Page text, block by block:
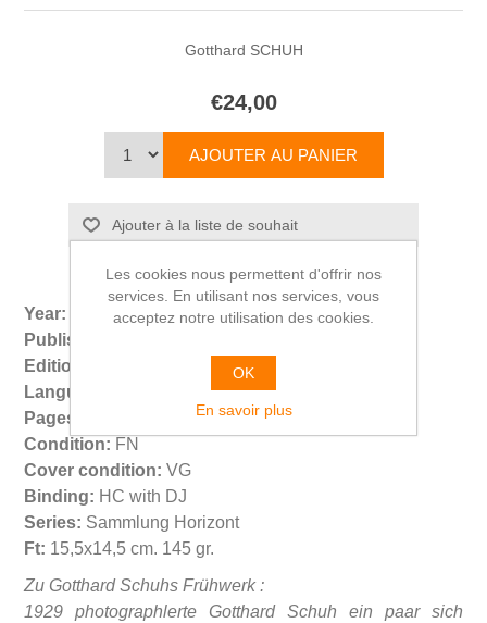
Gotthard SCHUH
€24,00
Year:
Publisher:
Edition:
Language:
Pages:
60 (12+48(np))
Condition: FN
Cover condition: VG
Binding: HC with DJ
Series: Sammlung Horizont
Ft: 15,5x14,5 cm. 145 gr.
Zu Gotthard Schuhs Frühwerk :
1929 photographlerte Gotthard Schuh ein paar sich
Les cookies nous permettent d'offrir nos
services. En utilisant nos services, vous
acceptez notre utilisation des cookies.
OK
En savoir plus